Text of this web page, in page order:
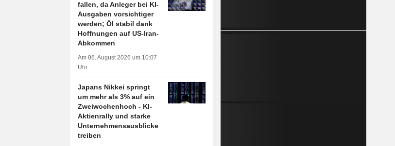
fallen, da Anleger bei KI-
Ausgaben vorsichtiger
werden; Öl stabil dank
Hoffnungen auf US-Iran-
Abkommen
Am 06. August 2026 um 10:07
Uhr
Japans Nikkei springt
um mehr als 3% auf ein
Zweiwochenhoch - KI-
Aktienrally und starke
Unternehmensausblicke
treiben